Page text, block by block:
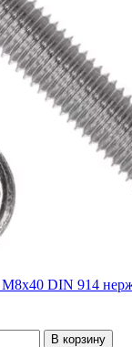
М8х40 DIN 914
В корзину